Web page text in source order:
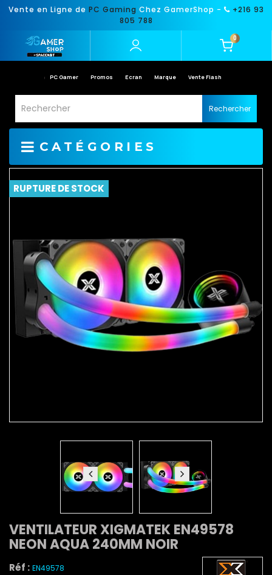
Vente en Ligne de PC Gaming Chez GamerShop -
+216 93
805 788
0
PC Gamer Promos Ecran Marque Vente Flash
Rechercher
CATÉGORIES
RUPTURE DE STOCK
VENTILATEUR XIGMATEK EN49578
NEON AQUA 240MM NOIR
Réf : EN49578